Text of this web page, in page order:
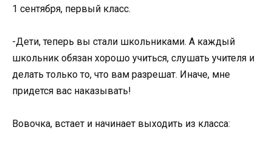
1 сентября, первый класс.
-Дети, теперь вы стали школьниками. А каждый
школьник обязан хорошо учиться, слушать учителя и
делать только то, что вам разрешат. Иначе, мне
придется вас наказывать!
Вовочка, встает и начинает выходить из класса: